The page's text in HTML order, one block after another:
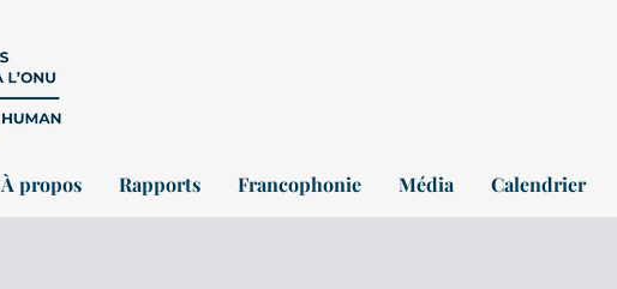
À propos Rapports Francophonie Média Calendrier